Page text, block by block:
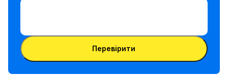
номером
VIN і
номерним
Ввести VIN-код
Ввести VIN-код
Перевірити